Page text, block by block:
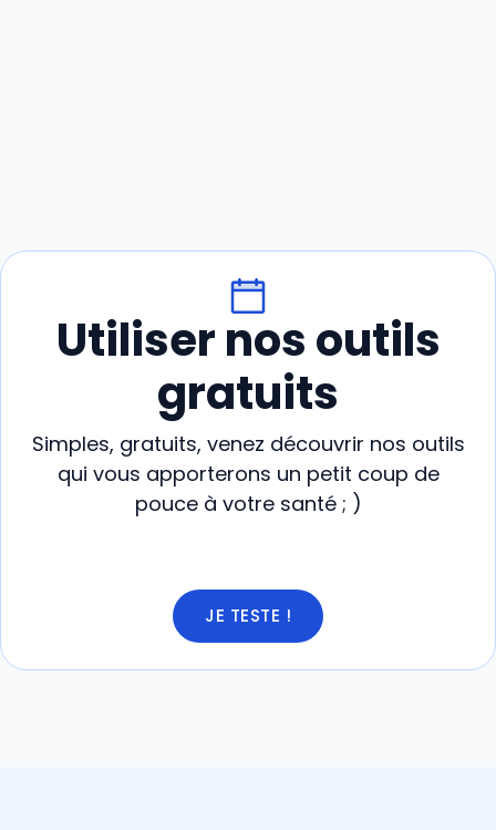
Utiliser nos outils
gratuits
Simples, gratuits, venez découvrir nos outils
qui vous apporterons un petit coup de
pouce à votre santé ; )
JE TESTE !